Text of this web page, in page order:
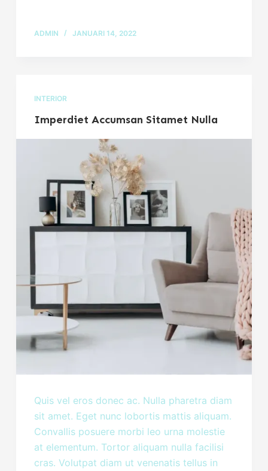
ADMIN JANUARI 14, 2022
INTERIOR
Imperdiet Accumsan Sitamet Nulla
Quis vel eros donec ac. Nulla pharetra diam
sit amet. Eget nunc lobortis mattis aliquam.
Convallis posuere morbi leo urna molestie
at elementum. Tortor aliquam nulla facilisi
cras. Volutpat diam ut venenatis tellus in